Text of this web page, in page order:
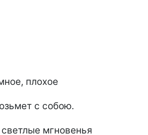
плохое
с собою.
мгновенья